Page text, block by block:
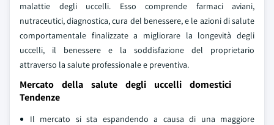
malattie degli uccelli. Esso comprende farmaci aviani,
nutraceutici, diagnostica, cura del benessere, e le azioni di salute
comportamentale finalizzate a migliorare la longevità degli
uccelli, il benessere e la soddisfazione del proprietario
attraverso la salute professionale e preventiva.
Mercato della salute degli uccelli domestici
Tendenze
Il mercato si sta espandendo a causa di una maggiore